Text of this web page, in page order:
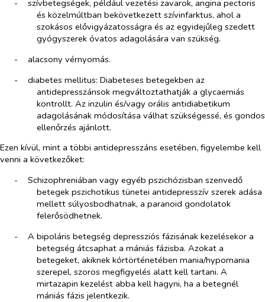
-​
szívbetegségek, például vezetési zavarok, angina pectoris
és közelmúltban bekövetkezett szívinfarktus, ahol a
szokásos elővigyázatosságra és az egyidejűleg szedett
gyógyszerek óvatos adagolására van szükség.
-​
alacsony vérnyomás.
-​
diabetes mellitus: Diabeteses betegekben az
antidepresszánsok megváltoztathatják a glycaemiás
kontrollt. Az inzulin és/vagy orális antidiabetikum
adagolásának módosítása válhat szükségessé, és gondos
ellenőrzés ajánlott.
Ezen kívül, mint a többi antidepresszáns esetében, figyelembe kell
venni a következőket:
-​
Schizophreniában vagy egyéb pszichózisban szenvedő
betegek pszichotikus tünetei antidepresszív szerek adása
mellett súlyosbodhatnak, a paranoid gondolatok
felerősödhetnek.
-​
A bipoláris betegség depressziós fázisának kezelésekor a
betegség átcsaphat a mániás fázisba. Azokat a
betegeket, akiknek kórtörténetében mania/hypomania
szerepel, szoros megfigyelés alatt kell tartani. A
mirtazapin kezelést abba kell hagyni, ha a betegnél
mániás fázis jelentkezik.